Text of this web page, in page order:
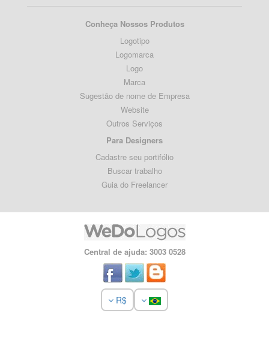
Conheça Nossos Produtos
Logotipo
Logomarca
Logo
Marca
Sugestão de nome de Empresa
Website
Outros Serviços
Para Designers
Cadastre seu portifólio
Buscar trabalho
Guia do Freelancer
Central de ajuda: 3003 0528
R$